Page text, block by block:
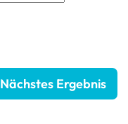
Nächstes Ergebnis